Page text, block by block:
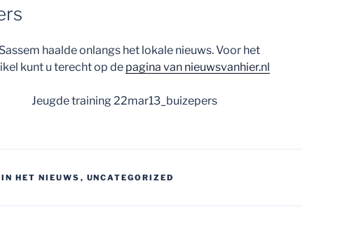
haalde onlangs het lokale nieuws. Voor het
kunt u terecht op de pagina van nieuwsvanhier.nl
HET NIEUWS , UNCATEGORIZED